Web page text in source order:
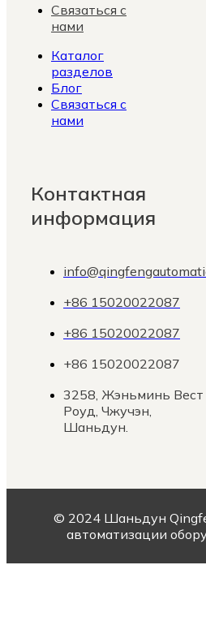
Связаться с
нами
Каталог
разделов
Блог
Связаться с
нами
Контактная
информация
+86 15020022087
+86 15020022087
+86 15020022087
3258, Жэньминь Вест
Роуд, Чжучэн,
Шаньдун.
© 2024 Шаньдун
автоматизации